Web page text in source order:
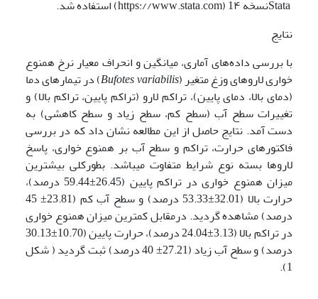
نتایج
با بررسی داده‌های آماری، میانگین و انحراف معیار نرخ همنوع
خواری لاروهای وزغ متغیر (
Bufotesvariabilis
) در تیمارهای دما
(دمای بالا، دمای پایین)، تراکم لارو (تراکم پایین، تراکم بالا) و
تغییرات سطح آب (سطح کم، سطح زیاد و سطح کاهشی) به
‌دست آمد. نتایج حاصل از این مطالعه نشان داد که در بررسی
فاکتورهای حرارت، تراکم و سطح آب بر همنوع خواری، پاسخ
لاروها بسته نوع شرایط متفاوت می­باشد. بطورکلی بیشترین
میزان همنوع خواری در تراکم پایین (26.45±59.44 درصد)،
حرارت بالا (32.01±53.33 درصد) و سطح آب کم (23.81± 45
درصد) مشاهده گردید. درمقابل کمترین میزان همنوع خواری
در تراکم بالا (3.13±24.04 درصد)، حرارت پایین (10.70±30.13
درصد) و سطح آب زیاد (27.21± 40 درصد) ثبت گردید ( شکل
1).